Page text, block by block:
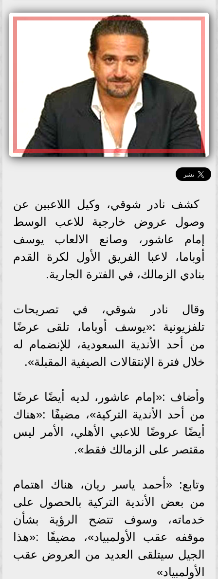
كشف نادر شوقي، وكيل اللاعبين عن
وصول عروض خارجية للاعب الوسط
إمام عاشور، وصانع الالعاب يوسف
أوباما، لاعبا الفريق الأول لكرة القدم
بنادي الزمالك، في الفترة الجارية.
وقال نادر شوقي، في تصريحات
تلفزيونية :«يوسف أوباما، تلقى عرضًا
من أحد الأندية السعودية، للإنضمام له
خلال فترة الإنتقالات الصيفية المقبلة».
وأضاف :«إمام عاشور، لديه أيضًا عرضًا
من أحد الأندية التركية»، مضيفًا :«هناك
أيضًا عروضًا للاعبي الأهلي، الأمر ليس
مقتصر على الزمالك فقط».
وتابع: «أحمد ياسر ريان، هناك اهتمام
من بعض الأندية التركية بالحصول على
خدماته، وسوف تتضح الرؤية بشأن
موقفه عقب الأولمبياد»، مضيفًا :«هذا
الجيل سيتلقى العديد من العروض عقب
الأولمبياد»